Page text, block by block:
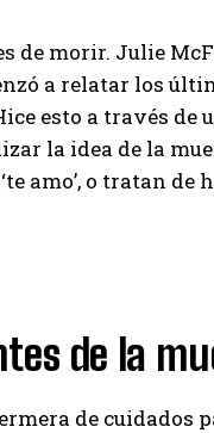
de morir. Julie
a relatar los
esto a través
la idea de la
amo’, o tratan
de la
de